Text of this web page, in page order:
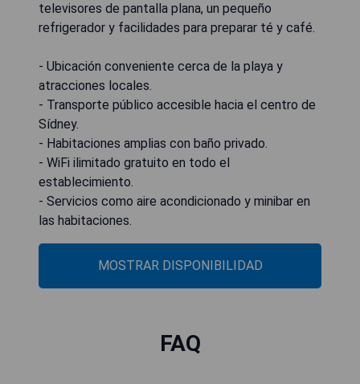
televisores de pantalla plana, un pequeño
refrigerador y facilidades para preparar té y café.
- Ubicación conveniente cerca de la playa y
atracciones locales.
- Transporte público accesible hacia el centro de
Sídney.
- Habitaciones amplias con baño privado.
- WiFi ilimitado gratuito en todo el
establecimiento.
- Servicios como aire acondicionado y minibar en
las habitaciones.
MOSTRAR DISPONIBILIDAD
FAQ